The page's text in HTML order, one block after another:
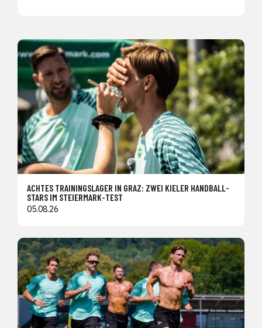
ACHTES TRAININGSLAGER IN GRAZ: ZWEI KIELER HANDBALL-
STARS IM STEIERMARK-TEST
05.08.26